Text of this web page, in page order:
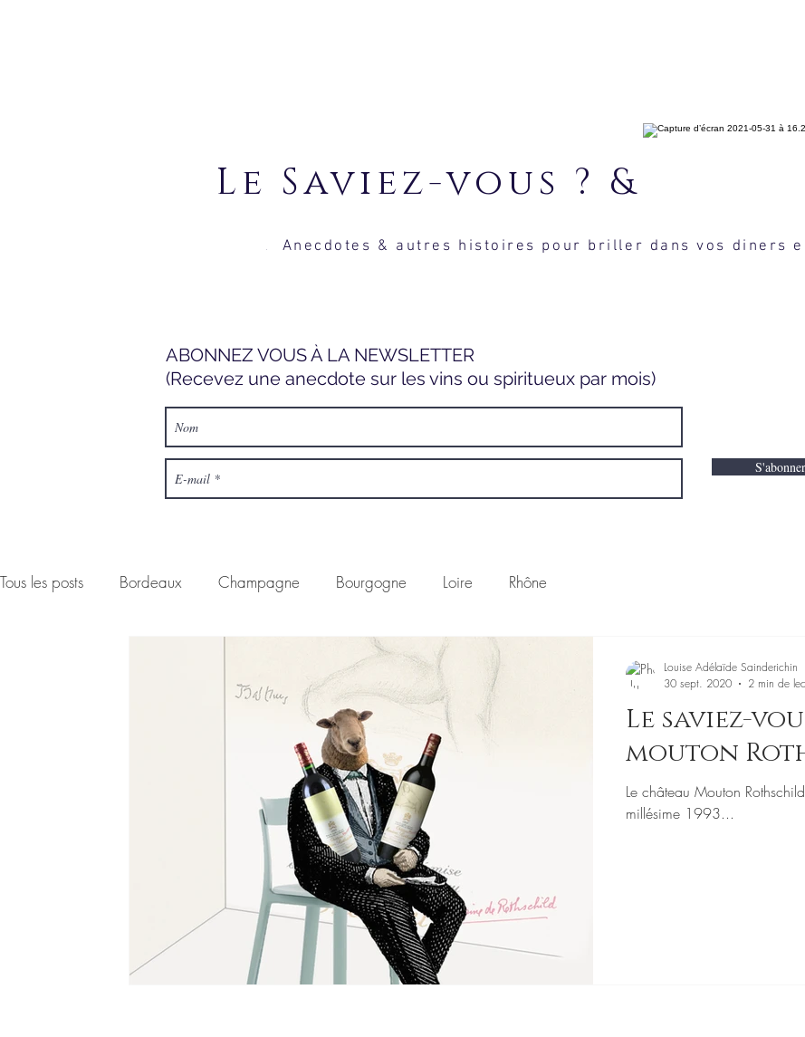
Le Saviez-vous
. Anecdotes & autres histoires pour briller dans vos diners
ABONNEZ VOUS À LA NEWSLETTER
(Recevez une anecdote sur les vins ou spiritueux par mois)
S'abonner
Tous les posts Bordeaux Champagne Bourgogne Loire Rhône
Le saviez-vous ?
mouton
Le château Mouton
millésime 1993...
Louise Adélaïde Sainderichin
30 sept. 2020
2 min de